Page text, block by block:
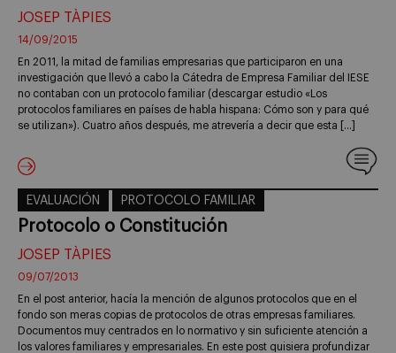
JOSEP TÀPIES
14/09/2015
En 2011, la mitad de familias empresarias que participaron en una
investigación que llevó a cabo la Cátedra de Empresa Familiar del IESE
no contaban con un protocolo familiar (descargar estudio «Los
protocolos familiares en países de habla hispana: Cómo son y para qué
se utilizan»). Cuatro años después, me atrevería a decir que esta […]
EVALUACIÓN PROTOCOLO FAMILIAR
Protocolo o Constitución
JOSEP TÀPIES
09/07/2013
En el post anterior, hacía la mención de algunos protocolos que en el
fondo son meras copias de protocolos de otras empresas familiares.
Documentos muy centrados en lo normativo y sin suficiente atención a
los valores familiares y empresariales. En este post quisiera profundizar